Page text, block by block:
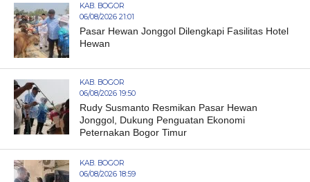
KAB. BOGOR
06/08/2026 21:01
Pasar Hewan Jonggol Dilengkapi Fasilitas Hotel
Hewan
KAB. BOGOR
06/08/2026 19:50
Rudy Susmanto Resmikan Pasar Hewan
Jonggol, Dukung Penguatan Ekonomi
Peternakan Bogor Timur
KAB. BOGOR
06/08/2026 18:59